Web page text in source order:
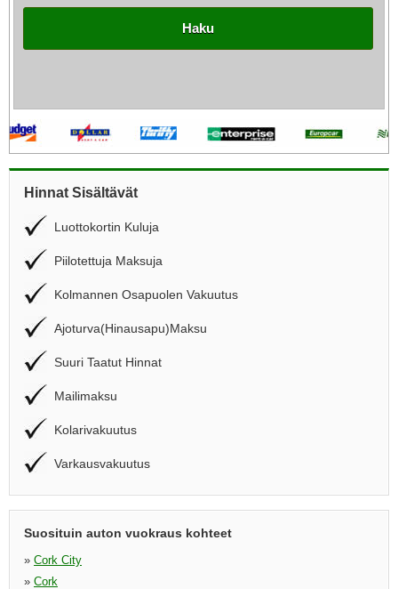
Haku
Hinnat Sisältävät
Luottokortin Kuluja
Piilotettuja Maksuja
Kolmannen Osapuolen Vakuutus
Ajoturva(Hinausapu)Maksu
Suuri Taatut Hinnat
Mailimaksu
Kolarivakuutus
Varkausvakuutus
Suosituin auton vuokraus kohteet
» Cork City
» Cork